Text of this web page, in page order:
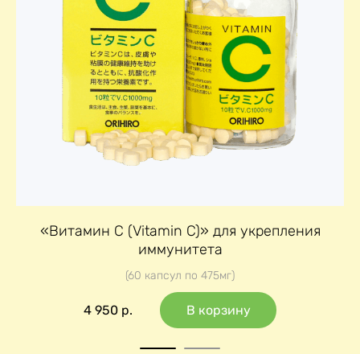
«Витамин C (Vitamin C)» для укрепления
иммунитета
(60 капсул по 475мг)
4 950 р. В корзину
1 2